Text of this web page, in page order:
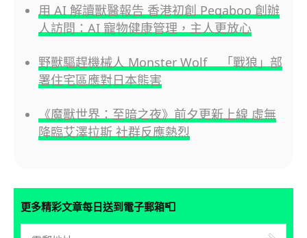
用 AI 解讀獸醫報告 香港初創 Peqaboo 創辦
人訪問：AI 寵物健康管理，主人更放心
野獸驅趕機械人 Monster Wolf 「戰狼」部
署住宅區應對日本熊害
《魔獸世界：至暗之夜》前夕更新上線 虛無
降臨艾澤拉斯 社群反應熱烈
更多精彩文章每日送到電子郵箱📮